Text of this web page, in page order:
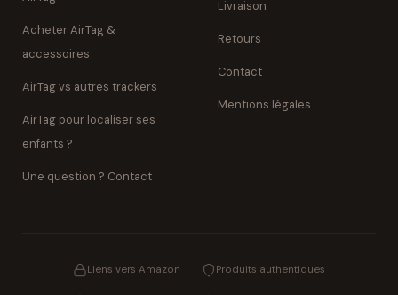
Acheter AirTag &
accessoires
AirTag vs autres trackers
AirTag pour localiser ses
enfants ?
Une question ? Contact
Livraison
Retours
Contact
Mentions légales
Liens vers Amazon Produits authentiques